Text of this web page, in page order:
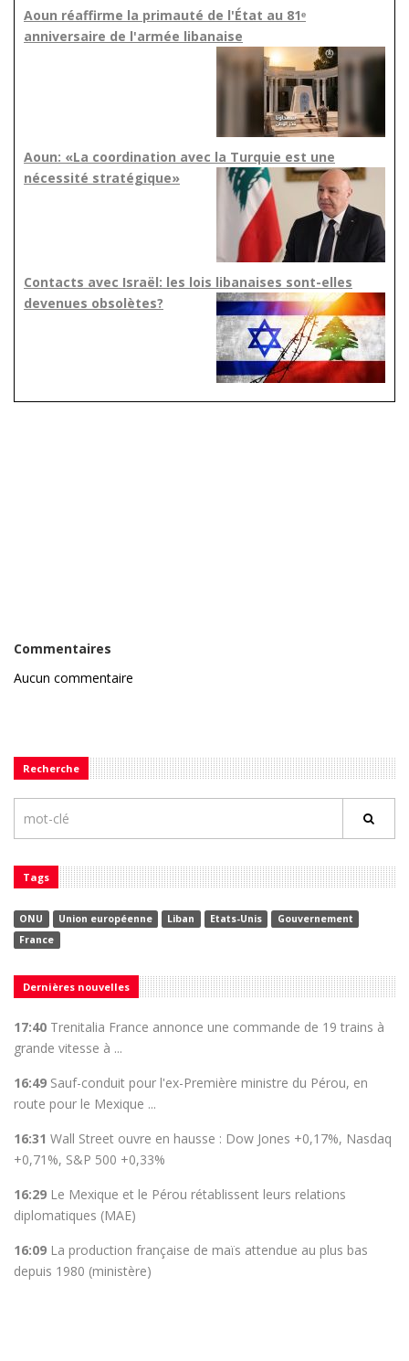
Aoun réaffirme la primauté de l'État au 81ᵉ
anniversaire de l'armée libanaise
Aoun: «La coordination avec la Turquie est une
nécessité stratégique»
Contacts avec Israël: les lois libanaises sont-elles
devenues obsolètes?
Commentaires
Aucun commentaire
Recherche
Tags
ONU Union européenne Liban Etats-Unis
Gouvernement
France
Dernières nouvelles
17:40 Trenitalia France annonce une commande de 19 trains à
grande vitesse à ...
16:49 Sauf-conduit pour l'ex-Première ministre du Pérou, en
route pour le Mexique ...
16:31 Wall Street ouvre en hausse : Dow Jones +0,17%, Nasdaq
+0,71%, S&P 500 +0,33%
16:29 Le Mexique et le Pérou rétablissent leurs relations
diplomatiques (MAE)
16:09 La production française de maïs attendue au plus bas
depuis 1980 (ministère)